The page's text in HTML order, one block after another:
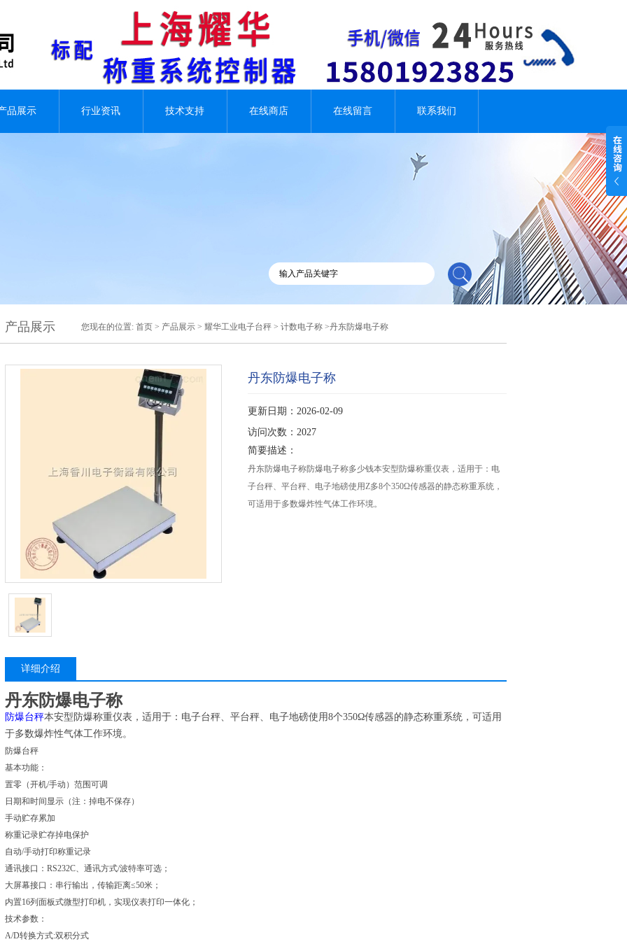
品展示 行业资讯 技术支持 在线商店 在线留言 联系我们
产品展示 您现在的位置: 首页 > 产品展示 > 耀华工业电子台秤 > 计数电子称 >丹东防爆电子称
丹东防爆电子称
更新日期：2026-02-09
访问次数：2027
简要描述：
丹东防爆电子称防爆电子称多少钱本安型防爆称重仪表，适用于：电
子台秤、平台秤、电子地磅使用Z多8个350Ω传感器的静态称重系统，
可适用于多数爆炸性气体工作环境。
详细介绍
丹东防爆电子称
防爆台秤本安型防爆称重仪表，适用于：电子台秤、平台秤、电子地磅使用8个350Ω传感器的静态称重系统，可适用
于多数爆炸性气体工作环境。
防爆台秤
基本功能：
置零（开机/手动）范围可调
日期和时间显示（注：掉电不保存）
手动贮存累加
称重记录贮存掉电保护
自动/手动打印称重记录
通讯接口：RS232C、通讯方式/波特率可选；
大屏幕接口：串行输出，传输距离≤50米；
内置16列面板式微型打印机，实现仪表打印一体化；
技术参数：
A/D转换方式:双积分式